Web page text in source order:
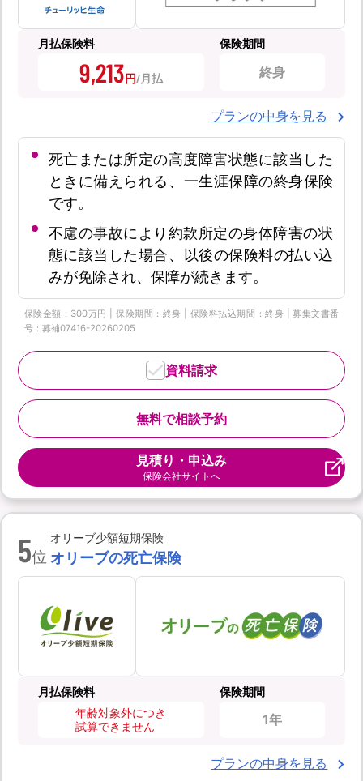
月払保険料
9,213円
保険期間
終身
プランの中身を見る
死亡または所定の高度障害状態に該当した
ときに備えられる、一生涯保障の終身保険
です。
不慮の事故により約款所定の身体障害の状
態に該当した場合、以後の保険料の払い込
みが免除され、保障が続きます。
保険金額：300万円 | 保険期間：終身 | 保険料払込期間：終身 | 募集文書番
号：募補07416-20260205
無料で相談予約
資料請求
見積り・申込み
保険会社サイトへ
5位
オリーブ少額短期保険
オリーブの死亡保険
月払保険料
年齢対象外につき
試算できません
保険期間
1年
プランの中身を見る